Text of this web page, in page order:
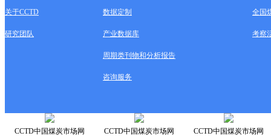
关于CCTD 数据定制 全国
研究团队 产业数据库 考察
周期类刊物和分析报告
咨询服务
CCTD中国煤炭市场网
CCTD中国煤炭市场网
CCTD中国煤炭市场网